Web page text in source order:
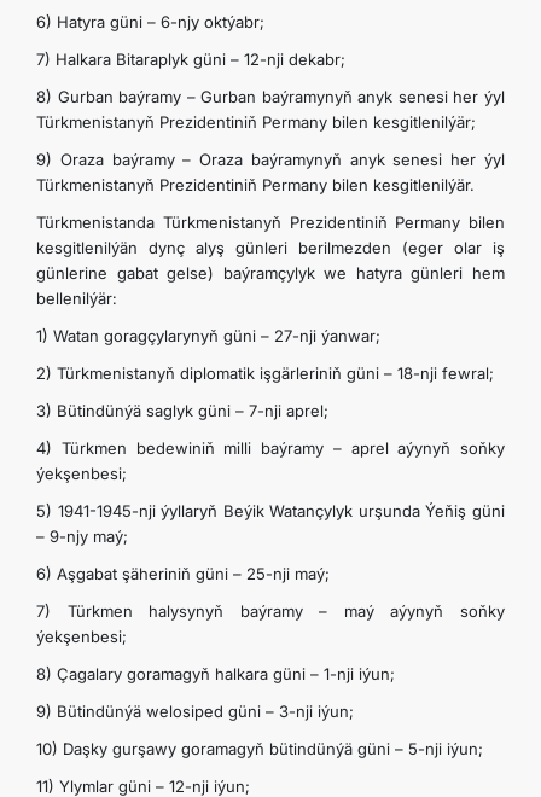
6) Hatyra güni – 6-njy oktýabr;
7) Halkara Bitaraplyk güni – 12-nji dekabr;
8) Gurban baýramy – Gurban baýramynyň anyk senesi her ýyl
Türkmenistanyň Prezidentiniň Permany bilen kesgitlenilýär;
9) Oraza baýramy – Oraza baýramynyň anyk senesi her ýyl
Türkmenistanyň Prezidentiniň Permany bilen kesgitlenilýär.
Türkmenistanda Türkmenistanyň Prezidentiniň Permany bilen
kesgitlenilýän dynç alyş günleri berilmezden (eger olar iş
günlerine gabat gelse) baýramçylyk we hatyra günleri hem
bellenilýär:
1) Watan goragçylarynyň güni – 27-nji ýanwar;
2) Türkmenistanyň diplomatik işgärleriniň güni – 18-nji fewral;
3) Bütindünýä saglyk güni – 7-nji aprel;
4) Türkmen bedewiniň milli baýramy – aprel aýynyň soňky
ýekşenbesi;
5) 1941-1945-nji ýyllaryň Beýik Watançylyk urşunda Ýeňiş güni
– 9-njy maý;
6) Aşgabat şäheriniň güni – 25-nji maý;
7) Türkmen halysynyň baýramy – maý aýynyň soňky
ýekşenbesi;
8) Çagalary goramagyň halkara güni – 1-nji iýun;
9) Bütindünýä welosiped güni – 3-nji iýun;
10) Daşky gurşawy goramagyň bütindünýä güni – 5-nji iýun;
11) Ylymlar güni – 12-nji iýun;